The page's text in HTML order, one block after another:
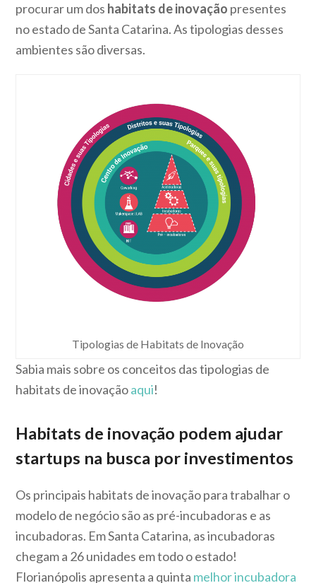
procurar um dos habitats de inovação presentes
no estado de Santa Catarina. As tipologias desses
ambientes são diversas.
Tipologias de Habitats de Inovação
Sabia mais sobre os conceitos das tipologias de
habitats de inovaçãoaqui!
Habitats de inovação podem ajudar
startups na busca por investimentos
Os principais habitats de inovação para trabalhar o
modelo de negócio são as pré-incubadoras e as
incubadoras. Em Santa Catarina, as incubadoras
chegam a 26 unidades em todo o estado!
Florianópolis apresenta a quinta melhor incubadora